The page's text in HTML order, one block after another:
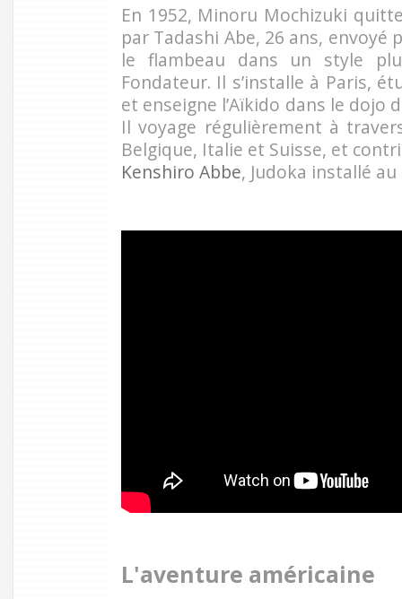
En 1952, Minoru Mochizuki
par Tadashi Abe, 26 ans, envoyé
le flambeau dans un style
Fondateur. Il s’installe à Paris,
et enseigne l’Aïkido dans le dojo
Il voyage régulièrement à
Belgique, Italie et Suisse, et
Kenshiro Abbe, Judoka installé
L'aventure américaine